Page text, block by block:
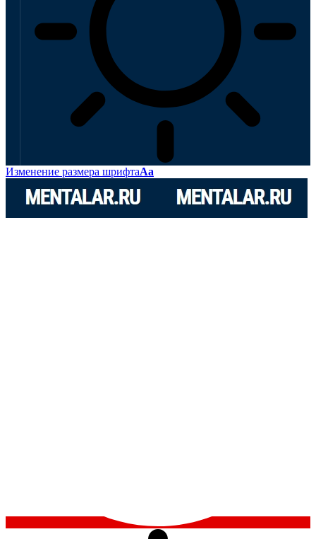
Изменение размера шрифтаАа